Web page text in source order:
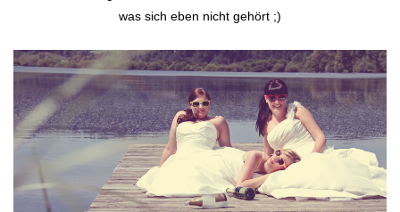
was sich eben nicht gehört ;)